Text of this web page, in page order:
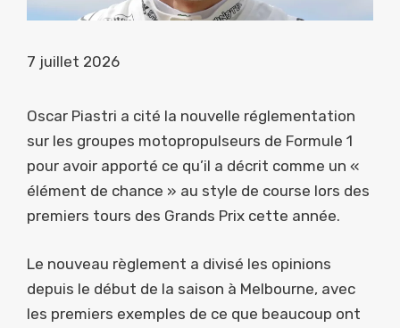
7 juillet 2026
Oscar Piastri a cité la nouvelle réglementation
sur les groupes motopropulseurs de Formule 1
pour avoir apporté ce qu’il a décrit comme un «
élément de chance » au style de course lors des
premiers tours des Grands Prix cette année.
Le nouveau règlement a divisé les opinions
depuis le début de la saison à Melbourne, avec
les premiers exemples de ce que beaucoup ont